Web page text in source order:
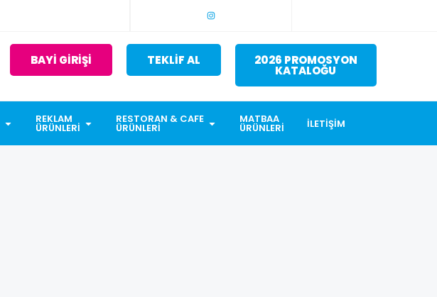
BAYİ GİRİŞİ TEKLİF AL 2026 PROMOSYON
KATALOĞU
REKLAM
ÜRÜNLERI
RESTORAN & CAFE
ÜRÜNLERI
MATBAA
ÜRÜNLERI İLETIŞIM